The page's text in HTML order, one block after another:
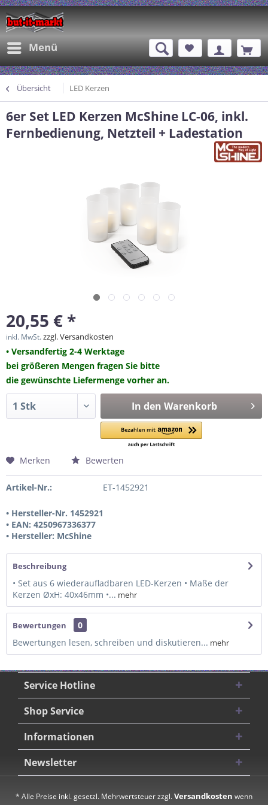
Menü
Übersicht LED Kerzen
6er Set LED Kerzen McShine LC-06, inkl.
Fernbedienung, Netzteil + Ladestation
20,55 € *
inkl. MwSt.zzgl. Versandkosten
• Versandfertig 2-4 Werktage
bei größeren Mengen fragen Sie bitte
die gewünschte Liefermenge vorher an.
In den Warenkorb
Merken Bewerten
Artikel-Nr.: ET-1452921
• Hersteller-Nr. 1452921
• EAN: 4250967336377
• Hersteller: McShine
Beschreibung
• Set aus 6 wiederaufladbaren LED-Kerzen • Maße der
Kerzen ØxH: 40x46mm •... mehr
Bewertungen
0
Bewertungen lesen, schreiben und diskutieren... mehr
Service Hotline
Shop Service
Informationen
Newsletter
* Alle Preise inkl. gesetzl. Mehrwertsteuer zzgl.Versandkosten wenn